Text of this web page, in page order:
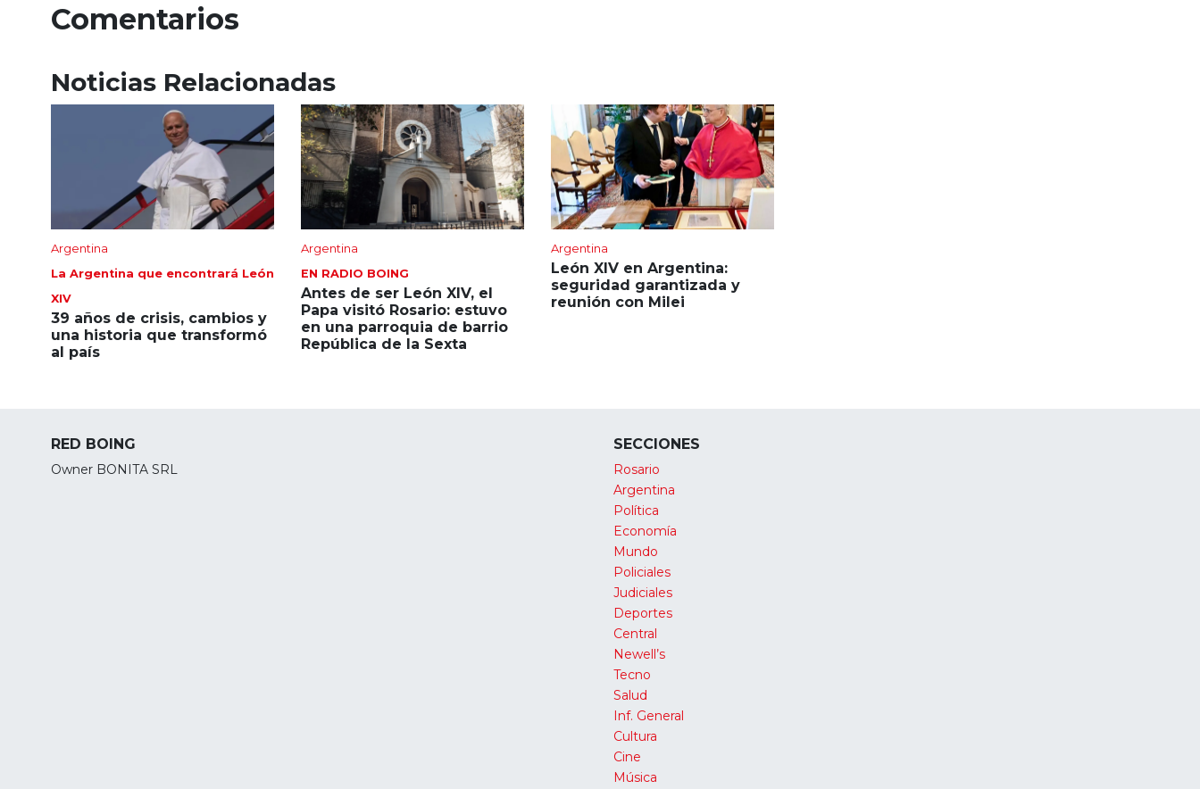
Comentarios
Noticias Relacionadas
Argentina
La Argentina que encontrará León
XIV
39 años de crisis, cambios y
una historia que transformó
al país
Argentina
EN RADIO BOING
Antes de ser León XIV, el
Papa visitó Rosario: estuvo
en una parroquia de barrio
República de la Sexta
Argentina
León XIV en Argentina:
seguridad garantizada y
reunión con Milei
RED BOING
Owner BONITA SRL
SECCIONES
Rosario
Argentina
Política
Economía
Mundo
Policiales
Judiciales
Deportes
Central
Newell’s
Tecno
Salud
Inf. General
Cultura
Cine
Música